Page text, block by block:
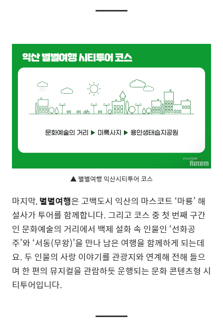
▲ 별별여행 익산시티투어 코스
마지막,별별여행은 고백도시 익산의 마스코트 ‘마룡’ 해
설사가 투어를 함께합니다. 그리고 코스 중 첫 번째 구간
인 문화예술의 거리에서 백제 설화 속 인물인 ‘선화공
주’와 ‘서동(무왕)’을 만나 남은 여행을 함께하게 되는데
요. 두 인물의 사랑 이야기를 관광지와 연계해 전해 들으
며 한 편의 뮤지컬을 관람하듯 운행되는 문화 콘텐츠형 시
티투어입니다.